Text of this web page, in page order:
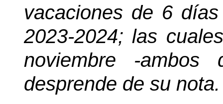
vacaciones de 6
2023-2024; las
noviembre -
desprende de su nota.